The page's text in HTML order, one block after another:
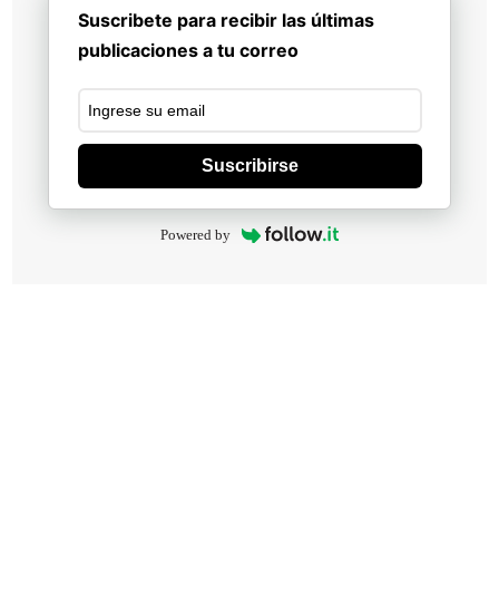
Suscribete para recibir las últimas
publicaciones a tu correo
Suscribirse
Powered by